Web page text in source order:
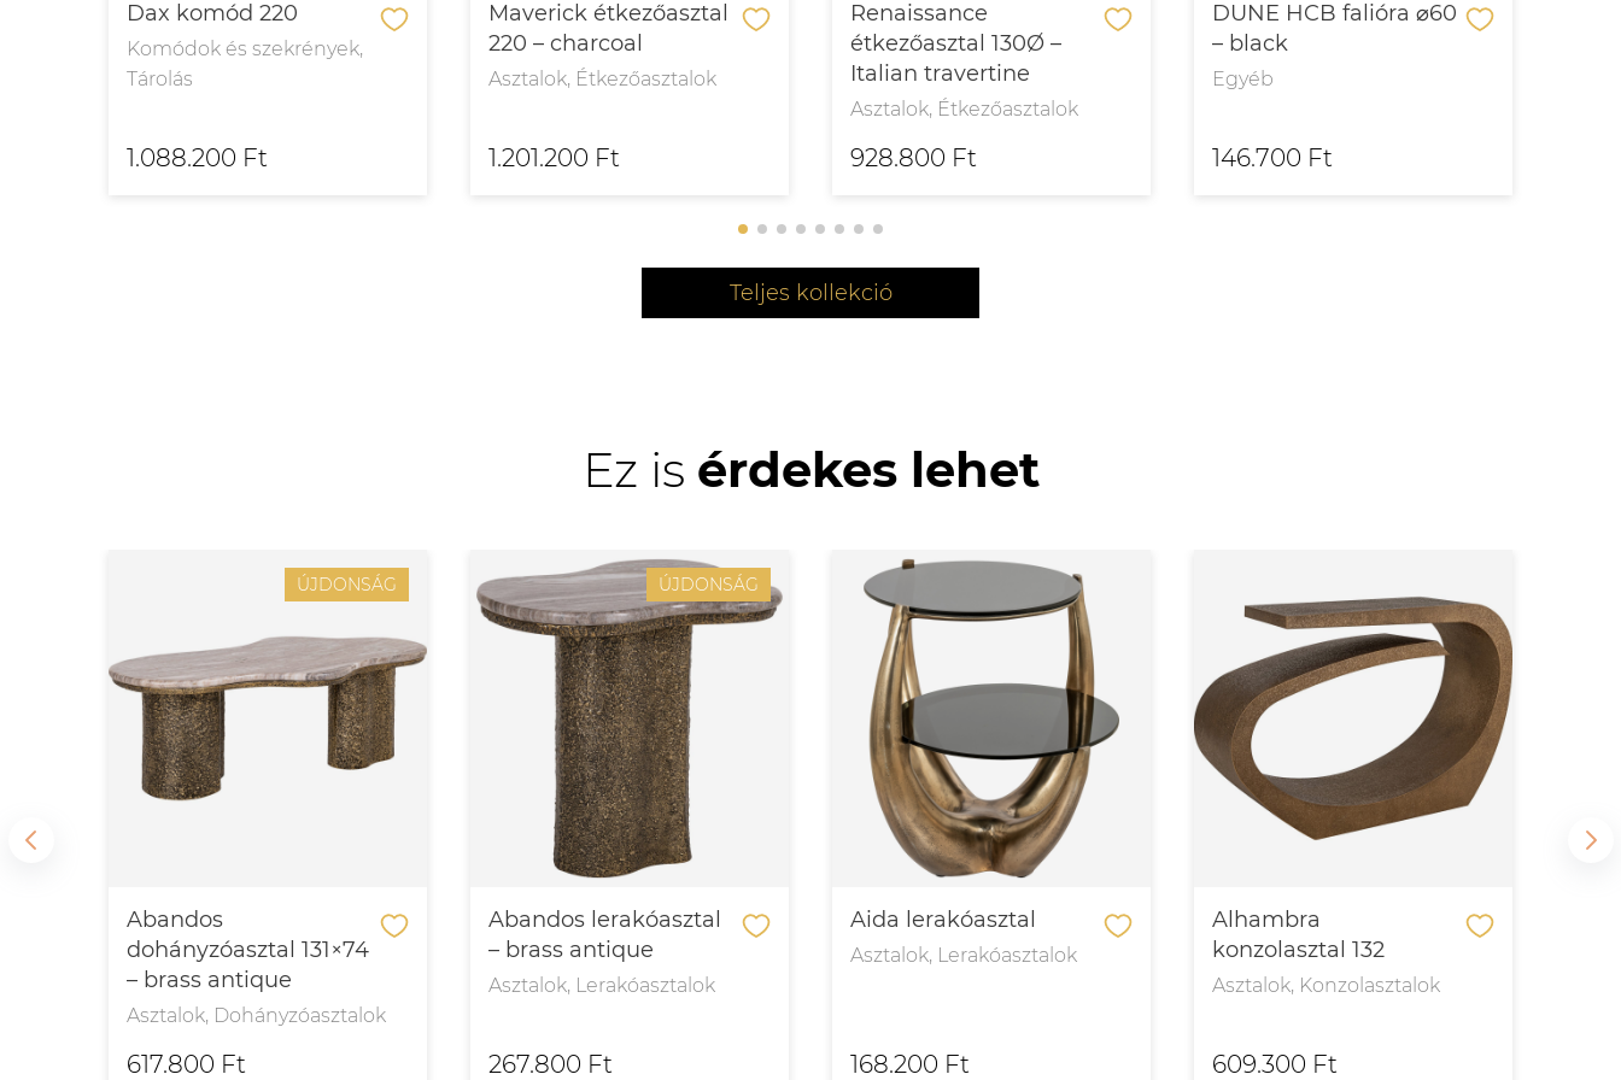
Dax komód 220
Komódok és szekrények,
Tárolás
1.088.200 Ft
Maverick étkezőasztal
220 – charcoal
Asztalok, Étkezőasztalok
1.201.200 Ft
Renaissance
étkezőasztal 130Ø –
Italian travertine
Asztalok, Étkezőasztalok
928.800 Ft
DUNE HCB falióra ⌀60
– black
Egyéb
146.700 Ft
Teljes kollekció
Ez is érdekes lehet
ÚJDONSÁG
Abandos
dohányzóasztal 131×74
– brass antique
Asztalok, Dohányzóasztalok
617.800 Ft
ÚJDONSÁG
Abandos lerakóasztal
– brass antique
Asztalok, Lerakóasztalok
267.800 Ft
Aida lerakóasztal
Asztalok, Lerakóasztalok
168.200 Ft
Alhambra
konzolasztal 132
Asztalok, Konzolasztalok
609.300 Ft